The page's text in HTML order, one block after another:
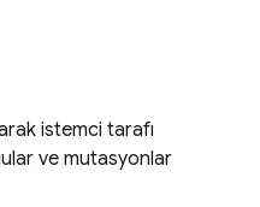
istemci tarafı
ve mutasyonlar